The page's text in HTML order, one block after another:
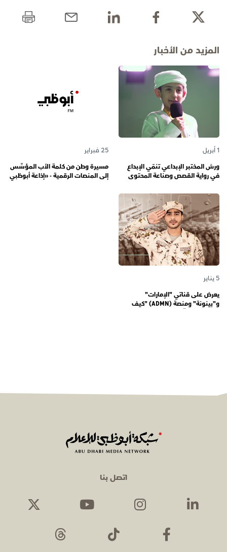
المزيد من الأخبار
1 أبريل
ورش المختبر الإبداعي تنمّي الإبداع
في رواية القصص وصناعة المحتوى
الصغار
25 فبراير
مسيرة وطن من كلمة الأب المؤسِّس
إلى المنصات الرقمية - «إذاعة أبوظبي
5 يناير
يعرض على قناتي "الإمارات"
و"بينونة" ومنصة (ADMN) "كيف
اتصل بنا